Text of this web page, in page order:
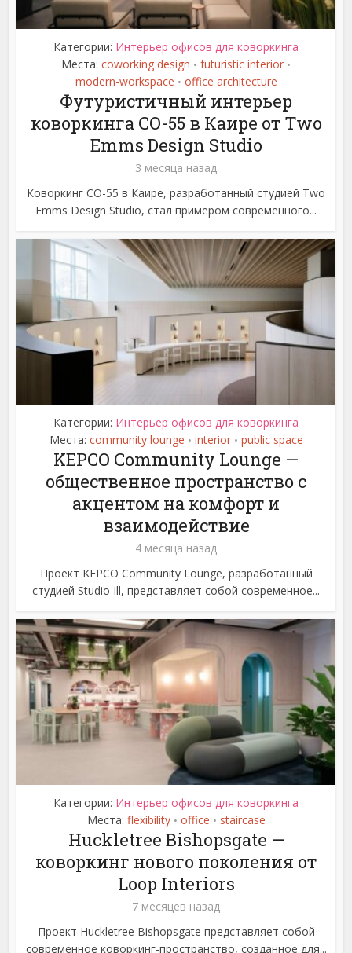
Категории: Интерьер офисов для коворкинга
Места: coworking design • futuristic interior •
modern-workspace • office architecture
Футуристичный интерьер
коворкинга CO-55 в Каире от Two
Emms Design Studio
3 месяца назад
Коворкинг CO-55 в Каире, разработанный студией Two
Emms Design Studio, стал примером современного...
Категории: Интерьер офисов для коворкинга
Места: community lounge • interior • public space
KEPCO Community Lounge —
общественное пространство с
акцентом на комфорт и
взаимодействие
4 месяца назад
Проект KEPCO Community Lounge, разработанный
студией Studio Ill, представляет собой современное...
Категории: Интерьер офисов для коворкинга
Места: flexibility • office • staircase
Huckletree Bishopsgate —
коворкинг нового поколения от
Loop Interiors
7 месяцев назад
Проект Huckletree Bishopsgate представляет собой
современное коворкинг-пространство, созданное для...